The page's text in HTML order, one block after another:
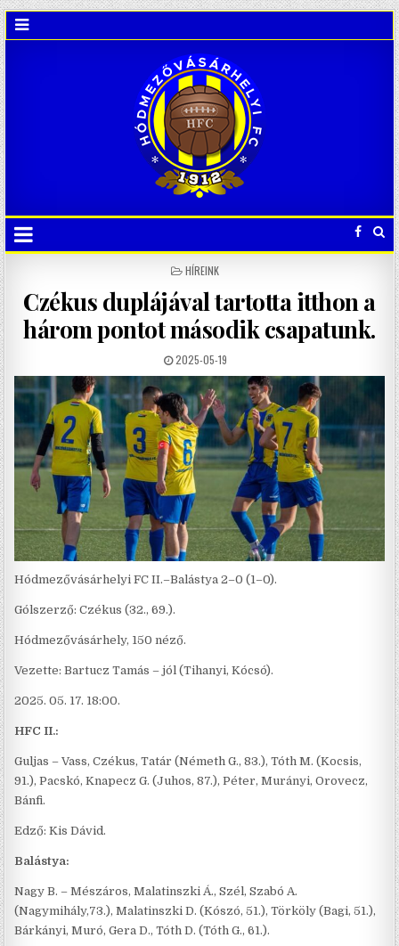
POSTED
HÍREINK
Czékus duplájával tartotta itthon a
három pontot második csapatunk.
2025-05-19
Hódmezővásárhelyi FC II.–Balástya 2–0 (1–0).
Gólszerző: Czékus (32., 69.).
Hódmezővásárhely, 150 néző.
Vezette: Bartucz Tamás – jól (Tihanyi, Kócsó).
2025. 05. 17. 18:00.
HFC II.:
Guljas – Vass, Czékus, Tatár (Németh G., 83.), Tóth M. (Kocsis,
91.), Pacskó, Knapecz G. (Juhos, 87.), Péter, Murányi, Orovecz,
Bánfi.
Edző: Kis Dávid.
Balástya:
Nagy B. – Mészáros, Malatinszki Á., Szél, Szabó A.
(Nagymihály,73.), Malatinszki D. (Kószó, 51.), Törköly (Bagi, 51.),
Bárkányi, Muró, Gera D., Tóth D. (Tóth G., 61.).